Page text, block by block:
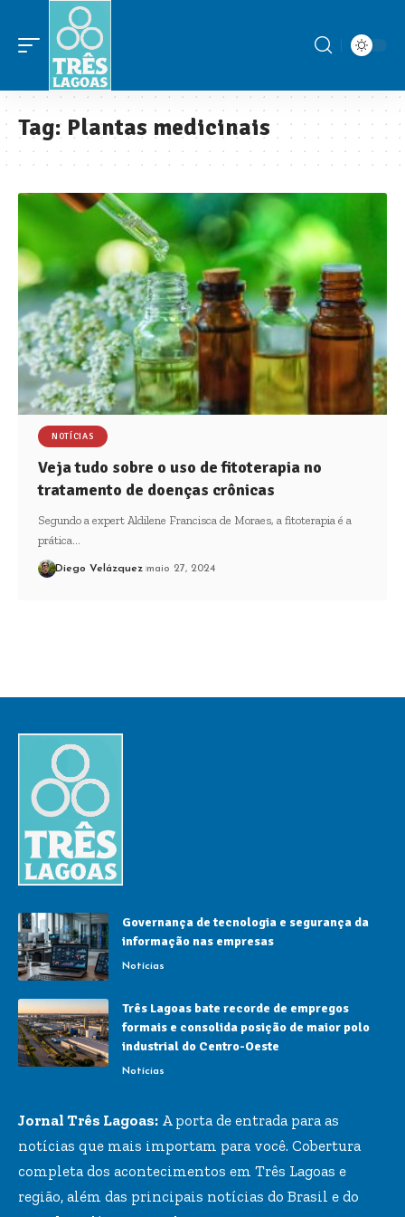
Tag: Plantas medicinais
NOTÍCIAS
Veja tudo sobre o uso de fitoterapia no
tratamento de doenças crônicas
Segundo a expert Aldilene Francisca de Moraes, a fitoterapia é a
prática…
Diego Velázquez maio 27, 2024
Governança de tecnologia e segurança da
informação nas empresas
Notícias
Três Lagoas bate recorde de empregos
formais e consolida posição de maior polo
industrial do Centro-Oeste
Notícias
Jornal Três Lagoas: A porta de entrada para as
notícias que mais importam para você. Cobertura
completa dos acontecimentos em Três Lagoas e
região, além das principais notícias do Brasil e do